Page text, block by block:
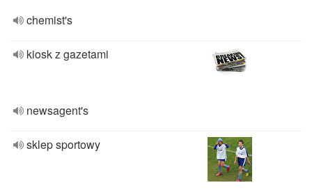
chemist's
kiosk z gazetami
newsagent's
sklep sportowy